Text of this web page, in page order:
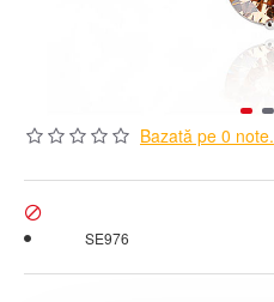
Bazată pe 0 note.
SE976